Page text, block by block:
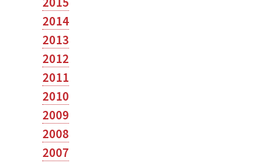
2014
2013
2012
2011
2010
2009
2008
2007